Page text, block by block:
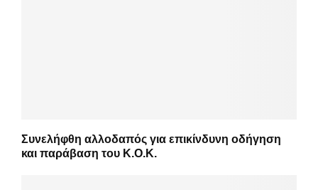
Συνελήφθη αλλοδαπός για επικίνδυνη οδήγηση
και παράβαση του Κ.Ο.Κ.